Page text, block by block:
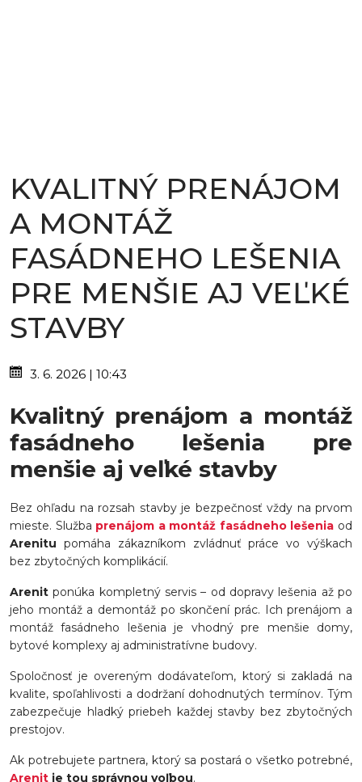
KVALITNÝ PRENÁJOM
A MONTÁŽ
FASÁDNEHO LEŠENIA
PRE MENŠIE AJ VEĽKÉ
STAVBY
3. 6. 2026 | 10:43
Kvalitný prenájom a montáž
fasádneho lešenia pre
menšie aj veľké stavby
Bez ohľadu na rozsah stavby je bezpečnosť vždy na prvom
mieste. Služba prenájom a montáž fasádneho lešenia od
Arenitu pomáha zákazníkom zvládnuť práce vo výškach
bez zbytočných komplikácií.
Arenit ponúka kompletný servis – od dopravy lešenia až po
jeho montáž a demontáž po skončení prác. Ich prenájom a
montáž fasádneho lešenia je vhodný pre menšie domy,
bytové komplexy aj administratívne budovy.
Spoločnosť je overeným dodávateľom, ktorý si zakladá na
kvalite, spoľahlivosti a dodržaní dohodnutých termínov. Tým
zabezpečuje hladký priebeh každej stavby bez zbytočných
prestojov.
Ak potrebujete partnera, ktorý sa postará o všetko potrebné,
Arenit je tou správnou voľbou.